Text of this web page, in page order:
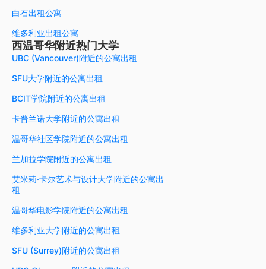
白石出租公寓
维多利亚出租公寓
西温哥华附近热门大学
UBC (Vancouver)附近的公寓出租
SFU大学附近的公寓出租
BCIT学院附近的公寓出租
卡普兰诺大学附近的公寓出租
温哥华社区学院附近的公寓出租
兰加拉学院附近的公寓出租
艾米莉·卡尔艺术与设计大学附近的公寓出
租
温哥华电影学院附近的公寓出租
维多利亚大学附近的公寓出租
SFU (Surrey)附近的公寓出租